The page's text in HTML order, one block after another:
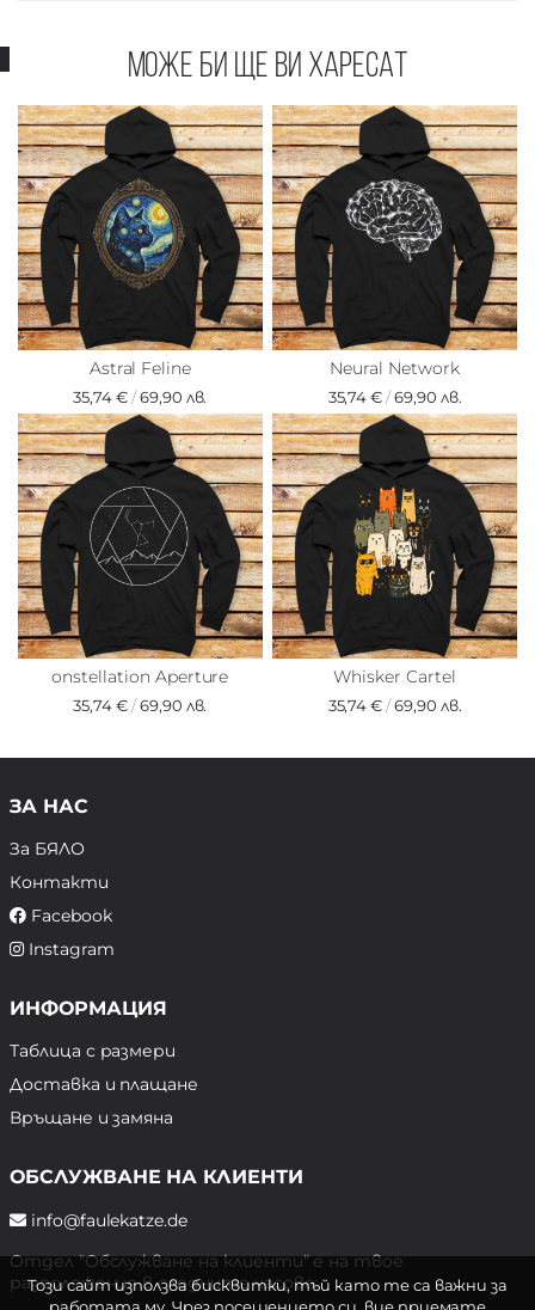
Може би ще ви харесат
Astral Feline
35,74 €/69,90 лв.
Neural Network
35,74 €/69,90 лв.
onstellation Aperture
35,74 €/69,90 лв.
Whisker Cartel
35,74 €/69,90 лв.
ЗА НАС
За БЯЛО
Контакти
Facebook
Instagram
ИНФОРМАЦИЯ
Таблица с размери
Доставка и плащане
Връщане и замяна
ОБСЛУЖВАНЕ НА КЛИЕНТИ
info@faulekatze.de
Отдел "Обслужване на клиенти" е на твое
разположение в следните часове:
Този сайт използва бисквитки, тъй като те са важни за